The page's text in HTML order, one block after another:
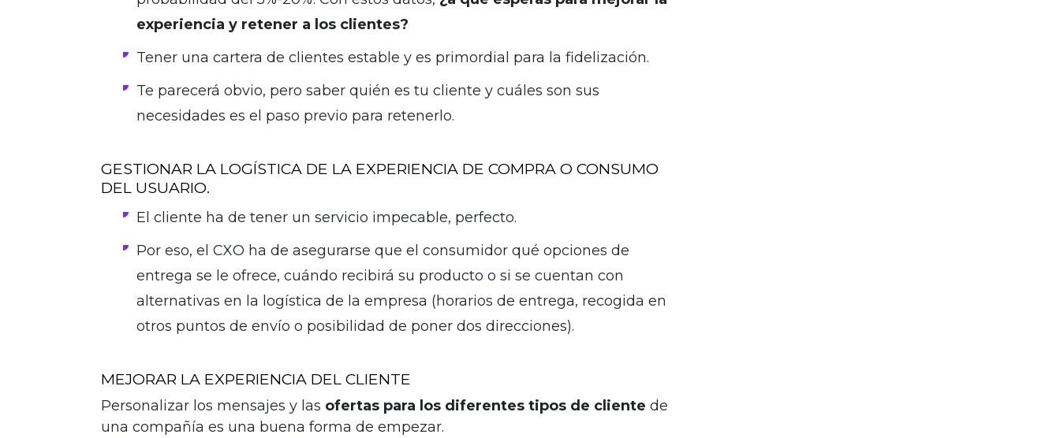
experiencia y retener a los clientes?
Tener una cartera de clientes estable y es primordial para la fidelización.
Te parecerá obvio, pero saber quién es tu cliente y cuáles son sus
necesidades es el paso previo para retenerlo.
GESTIONAR LA LOGÍSTICA DE LA EXPERIENCIA DE COMPRA O CONSUMO
DEL USUARIO.
El cliente ha de tener un servicio impecable, perfecto.
Por eso, el CXO ha de asegurarse que el consumidor qué opciones de
entrega se le ofrece, cuándo recibirá su producto o si se cuentan con
alternativas en la logística de la empresa (horarios de entrega, recogida en
otros puntos de envío o posibilidad de poner dos direcciones).
MEJORAR LA EXPERIENCIA DEL CLIENTE
Personalizar los mensajes y las ofertas para los diferentes tipos de cliente de
una compañía es una buena forma de empezar.